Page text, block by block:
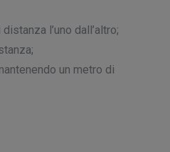
l’uno dall’altro;
un metro di